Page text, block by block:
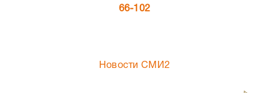
66-102
Новости СМИ2